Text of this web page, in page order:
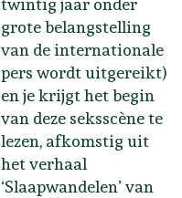
twintig jaar onder
grote belangstelling
van de internationale
pers wordt uitgereikt)
en je krijgt het begin
van deze seksscène te
lezen, afkomstig uit
het verhaal
‘Slaapwandelen’ van